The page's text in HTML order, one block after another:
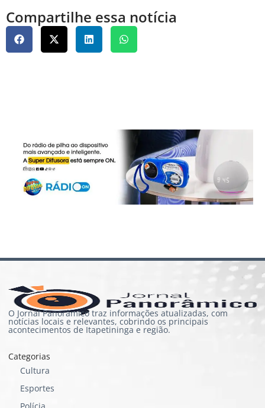
Compartilhe essa notícia
O Jornal Panorâmico traz informações atualizadas, com
notícias locais e relevantes, cobrindo os principais
acontecimentos de Itapetininga e região.
Categorias
Cultura
Esportes